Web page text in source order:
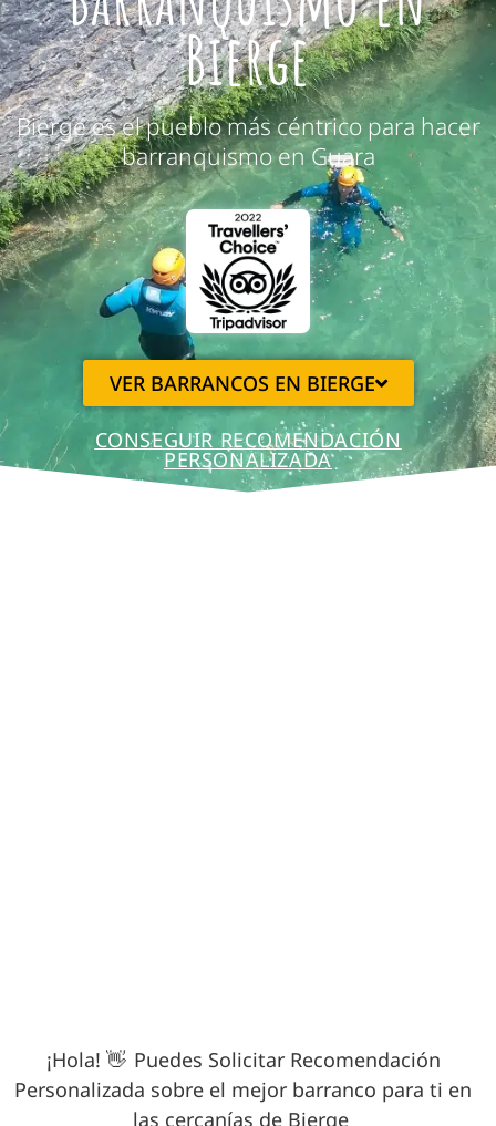
Bierge
Bierge es el pueblo más céntrico para hacer
barranquismo en Guara
VER BARRANCOS EN BIERGE
CONSEGUIR RECOMENDACIÓN
PERSONALIZADA
¡Hola! 👋 Puedes Solicitar Recomendación
Personalizada sobre el mejor barranco para ti en
las cercanías de Bierge